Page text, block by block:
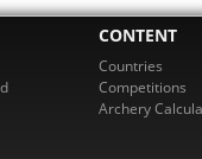
CONTENT
Countries
Competitions
Archery